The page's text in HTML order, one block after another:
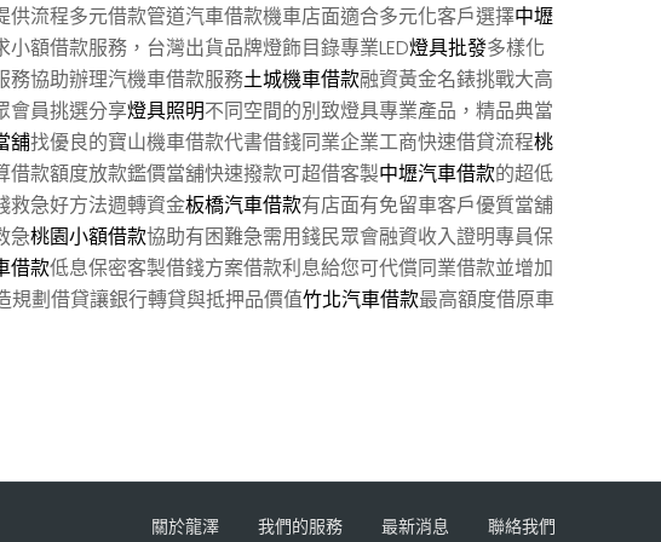
供流程多元借款管道汽車借款機車店面適合多元化客戶選擇中壢
小額借款服務，台灣出貨品牌燈飾目錄專業LED燈具批發多樣化
務協助辦理汽機車借款服務土城機車借款融資黃金名錶挑戰大高
會員挑選分享燈具照明不同空間的別致燈具專業產品，精品典當
舖找優良的寶山機車借款代書借錢同業企業工商快速借貸流程桃
借款額度放款鑑價當舖快速撥款可超借客製中壢汽車借款的超低
救急好方法週轉資金板橋汽車借款有店面有免留車客戶優質當舖
急桃園小額借款協助有困難急需用錢民眾會融資收入證明專員保
借款低息保密客製借錢方案借款利息給您可代償同業借款並增加
規劃借貸讓銀行轉貸與抵押品價值竹北汽車借款最高額度借原車
關於龍澤 我們的服務 最新消息 聯絡我們